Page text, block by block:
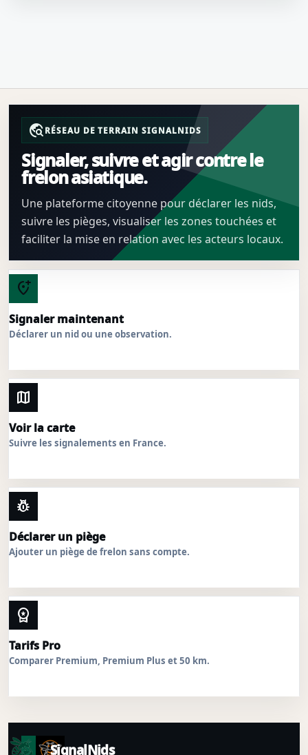
travel_exploreRÉSEAU DE TERRAIN SIGNALNIDS
Signaler, suivre et agir contre le
frelon asiatique.
Une plateforme citoyenne pour déclarer les nids,
suivre les pièges, visualiser les zones touchées et
faciliter la mise en relation avec les acteurs locaux.
add_location_alt
Signaler maintenant
Déclarer un nid ou une observation.
map
Voir la carte
Suivre les signalements en France.
pest_control
Déclarer un piège
Ajouter un piège de frelon sans compte.
workspace_premium
Tarifs Pro
Comparer Premium, Premium Plus et 50 km.
SignalNids